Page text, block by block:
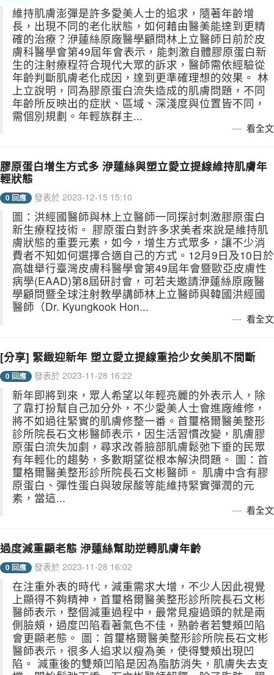
維持肌膚澎彈是許多愛美人士的追求，隨著年齡增
長，出現不同的老化狀態，如何藉由醫美能達到更精
確的治療？洢蓮絲原廠醫學顧問林上立醫師日前於皮
膚科醫學會第49屆年會表示，能刺激自體膠原蛋白新
生的注射療程符合現代大眾的訴求，醫師需依經驗從
年齡判斷肌膚老化成因，達到更準確理想的效果。 林
上立說明，同為膠原蛋白流失造成的肌膚問題，不同
年齡所反映出的症狀、區域、深淺度與位置皆不同，
需個別規劃。年輕族群主...
看全文
膠原蛋白增生方式多 洢蓮絲與塑立愛立提線維持肌膚年
輕狀態
0 回應 發表於 2023-12-15 15:10
圖：洪經國醫師與林上立醫師一同探討刺激膠原蛋白
新生療程技術。 膠原蛋白對許多求美者來說是維持肌
膚狀態的重要元素，如今，增生方式眾多，讓不少消
費者不知如何選擇合適自己的方式。12月9日及10日於
高雄舉行臺灣皮膚科醫學會第49屆年會暨歐亞皮膚性
病學(EAAD)第8屆研討會，可若夫邀請洢蓮絲原廠醫
學顧問暨全球注射教學講師林上立醫師與韓國洪經國
醫師（Dr. Kyungkook Hon...
看全文
[分享] 緊緻迎新年 塑立愛立提線重拾少女美肌不間斷
0 回應 發表於 2023-11-28 16:22
新年即將到來，眾人希望以年輕亮麗的外表示人，除
了靠打扮幫自己加分外，不少愛美人士會進廠維修，
將不如過往緊實的肌膚修整一番。首璽格爾醫美整形
診所院長石文彬醫師表示，因生活習慣改變，肌膚膠
原蛋白流失加劇，尋求改善臉部肌膚鬆弛下垂的民眾
有年輕化的趨勢，多數期望從根本解決問題。 圖：首
璽格爾醫美整形診所院長石文彬醫師。 肌膚中含有膠
原蛋白、彈性蛋白與玻尿酸等能維持緊實彈潤的元
素，當這...
看全文
過度減重顯老態 洢蓮絲幫助逆轉肌膚年齡
0 回應 發表於 2023-11-28 16:02
在注重外表的時代，減重需求大增，不少人因此視覺
上顯得不夠精神，首璽格爾醫美整形診所院長石文彬
醫師表示，整個減重過程中，最常見瘦過頭的就是兩
側臉頰，過度凹陷看著氣色不佳，熟齡者若雙頰凹陷
會更顯老態。 圖：首璽格爾醫美整形診所院長石文彬
醫師表示，很多人追求以瘦為美，使得雙頰出現凹
陷。 減重後的雙頰凹陷是因為脂肪消失，肌膚失去支